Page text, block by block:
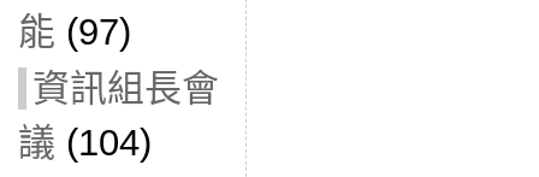
能 (97)
資訊組長會
議 (104)